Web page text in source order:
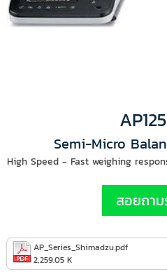
Semi-Micro
High Speed - Fast weighing
สอยถาม
AP_Series_Shimadzu.pdf
2,259.05 K